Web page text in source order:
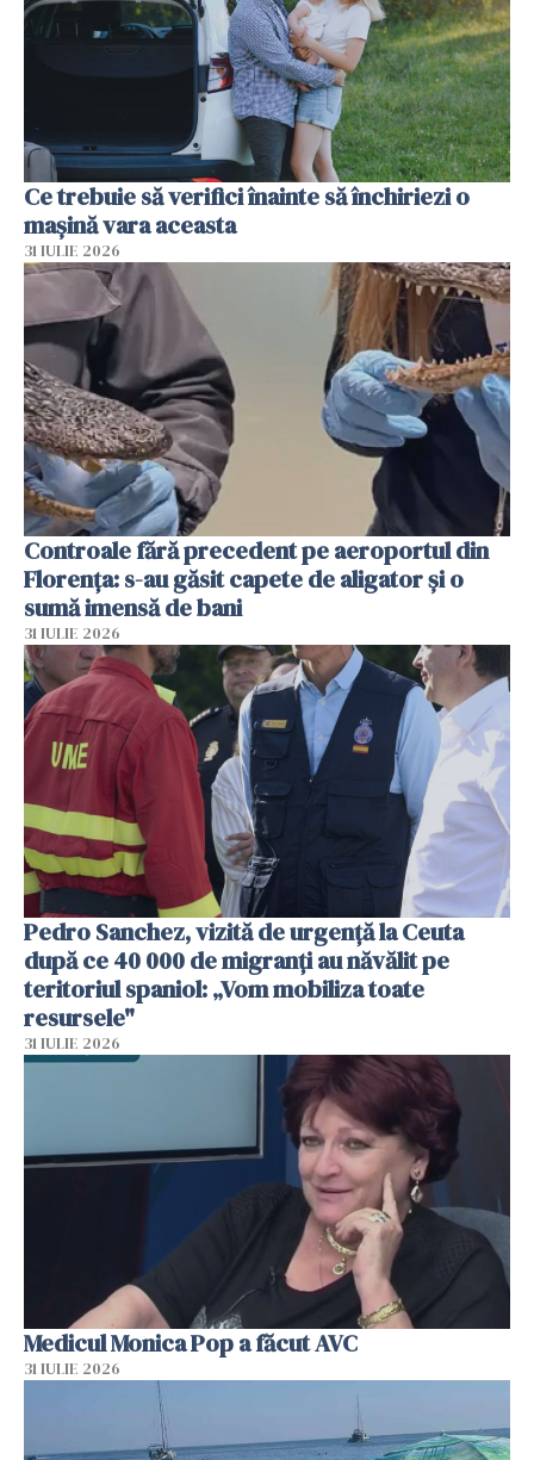
Ce trebuie să verifici înainte să închiriezi o
mașină vara aceasta
31 IULIE 2026
Controale fără precedent pe aeroportul din
Florența: s-au găsit capete de aligator și o
sumă imensă de bani
31 IULIE 2026
Pedro Sanchez, vizită de urgență la Ceuta
după ce 40 000 de migranți au năvălit pe
teritoriul spaniol: „Vom mobiliza toate
resursele"
31 IULIE 2026
Medicul Monica Pop a făcut AVC
31 IULIE 2026